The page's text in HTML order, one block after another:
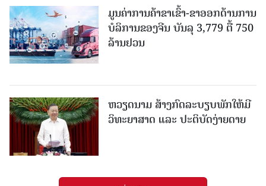
ມູນຄ່າການຄ້າຂາເຂົ້າ-ຂາອອກດ້ານການ
ບໍລິການຂອງຈີນ ບັນລຸ 3,779 ຕື້ 750
ລ້ານຢວນ
ຫວຽດນາມ ສ້າງກົດລະບຽບພັກໃຫ້ມີ
ວິທະຍາສາດ ແລະ ປະຕິບັດງ່າຍດາຍ